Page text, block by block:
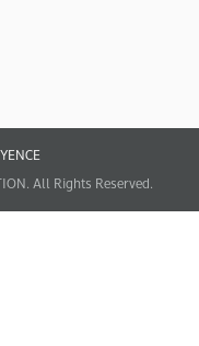
All Rights Reserved.